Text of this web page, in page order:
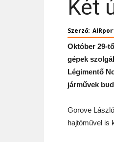
Két
Szerző:
Október 29-
gépek
Légimentő
járművek
Gorove
hajtóművel is